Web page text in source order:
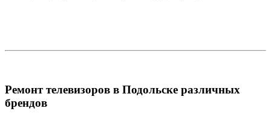
Ремонт телевизоров в Подольске различных
брендов